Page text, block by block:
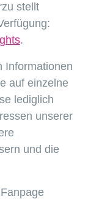
stellt
.
Informationen
auf einzelne
lediglich
unserer
und die